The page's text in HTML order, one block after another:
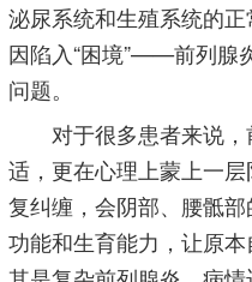
泌尿系统和生殖系统的
因陷入“困境”——前列腺
问题。
对于很多患者来说
适，更在心理上蒙上一
复纠缠，会阴部、腰骶
功能和生育能力，让原